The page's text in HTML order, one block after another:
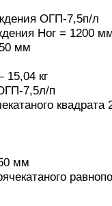
ОГП-7,5п/л
Hог = 1200
мм
кг
7,5л/п
мм